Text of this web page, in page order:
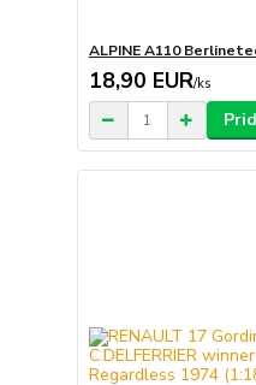
ALPINE A110
18,90 EUR/ks